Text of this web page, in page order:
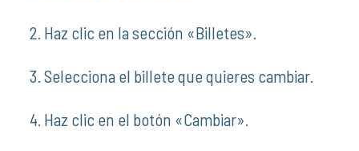
Haz clic en la sección «Billetes».
Selecciona el billete que quieres cambiar.
Haz clic en el botón «Cambiar».